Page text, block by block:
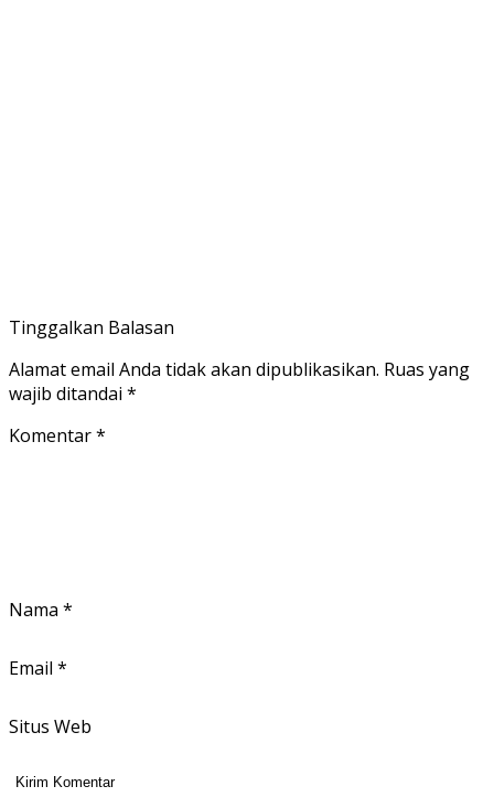
Tinggalkan Balasan
Alamat email Anda tidak akan dipublikasikan. Ruas yang
wajib ditandai *
Komentar*
Nama *
Email *
Situs Web